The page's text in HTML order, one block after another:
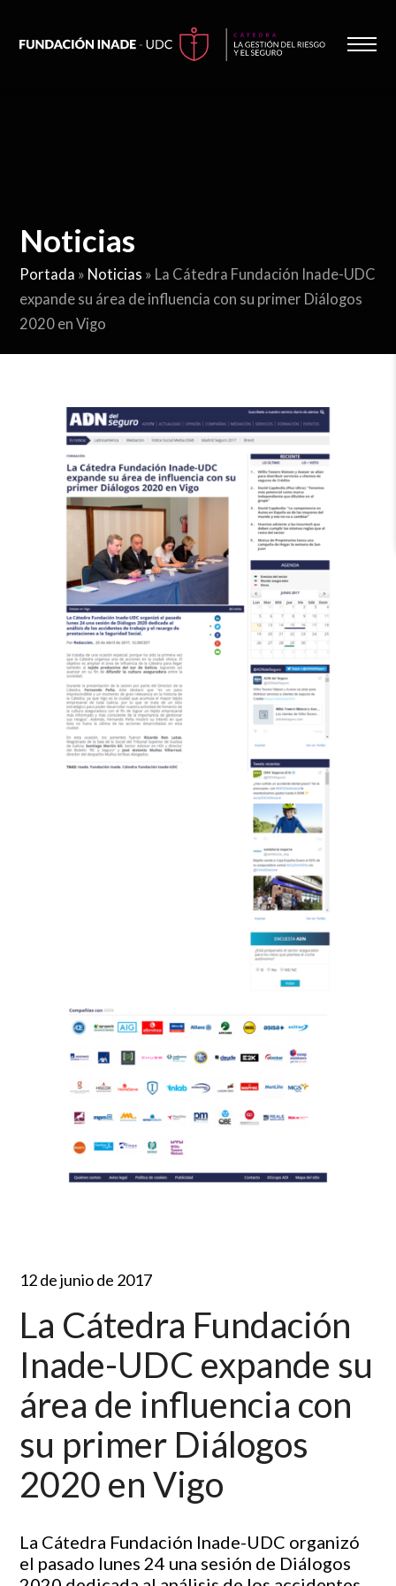
Noticias
Portada » Noticias » La Cátedra Fundación Inade-UDC
expande su área de influencia con su primer Diálogos
2020 en Vigo
12 de junio de 2017
La Cátedra Fundación
Inade-UDC expande su
área de influencia con
su primer Diálogos
2020 en Vigo
La Cátedra Fundación Inade-UDC organizó
el pasado lunes 24 una sesión de Diálogos